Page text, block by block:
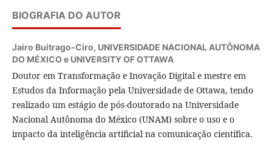
BIOGRAFIA DO AUTOR
Jairo Buitrago-Ciro, UNIVERSIDADE NACIONAL AUTÔNOMA
DO MÉXICO e UNIVERSITY OF OTTAWA
Doutor em Transformação e Inovação Digital e mestre em
Estudos da Informação pela Universidade de Ottawa, tendo
realizado um estágio de pós-doutorado na Universidade
Nacional Autônoma do México (UNAM) sobre o uso e o
impacto da inteligência artificial na comunicação científica.